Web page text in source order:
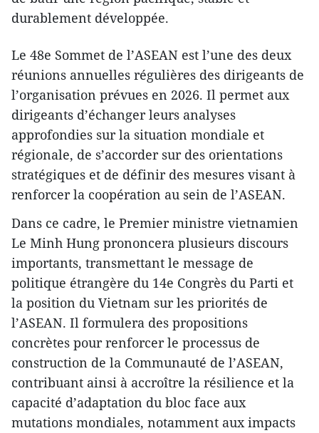
durablement développée.
Le 48e Sommet de l’ASEAN est l’une des deux
réunions annuelles régulières des dirigeants de
l’organisation prévues en 2026. Il permet aux
dirigeants d’échanger leurs analyses
approfondies sur la situation mondiale et
régionale, de s’accorder sur des orientations
stratégiques et de définir des mesures visant à
renforcer la coopération au sein de l’ASEAN.
Dans ce cadre, le Premier ministre vietnamien
Le Minh Hung prononcera plusieurs discours
importants, transmettant le message de
politique étrangère du 14e Congrès du Parti et
la position du Vietnam sur les priorités de
l’ASEAN. Il formulera des propositions
concrètes pour renforcer le processus de
construction de la Communauté de l’ASEAN,
contribuant ainsi à accroître la résilience et la
capacité d’adaptation du bloc face aux
mutations mondiales, notamment aux impacts